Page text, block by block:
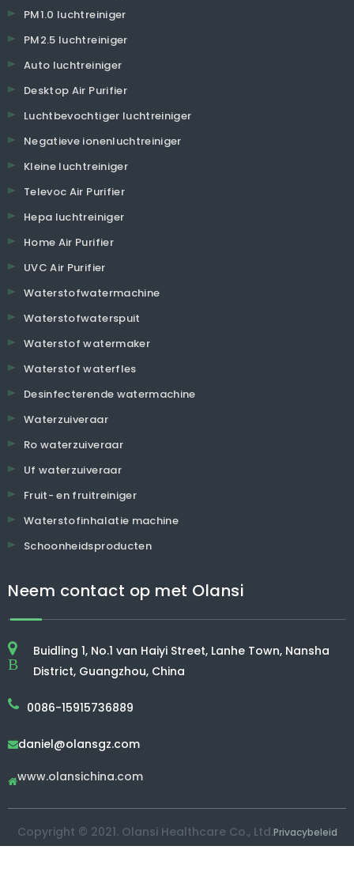
PM1.0 luchtreiniger
PM2.5 luchtreiniger
Auto luchtreiniger
Desktop Air Purifier
Luchtbevochtiger luchtreiniger
Negatieve ionenluchtreiniger
Kleine luchtreiniger
Televoc Air Purifier
Hepa luchtreiniger
Home Air Purifier
UVC Air Purifier
Waterstofwatermachine
Waterstofwaterspuit
Waterstof watermaker
Waterstof waterfles
Desinfecterende watermachine
Waterzuiveraar
Ro waterzuiveraar
Uf waterzuiveraar
Fruit- en fruitreiniger
Waterstofinhalatie machine
Schoonheidsproducten
Neem contact op met Olansi
B
Buidling 1, No.1 van Haiyi Street, Lanhe Town, Nansha
District, Guangzhou, China
0086-15915736889
daniel@olansgz.com
www.olansichina.com
Copyright © 2021. Olansi Healthcare Co., Ltd.Privacybeleid